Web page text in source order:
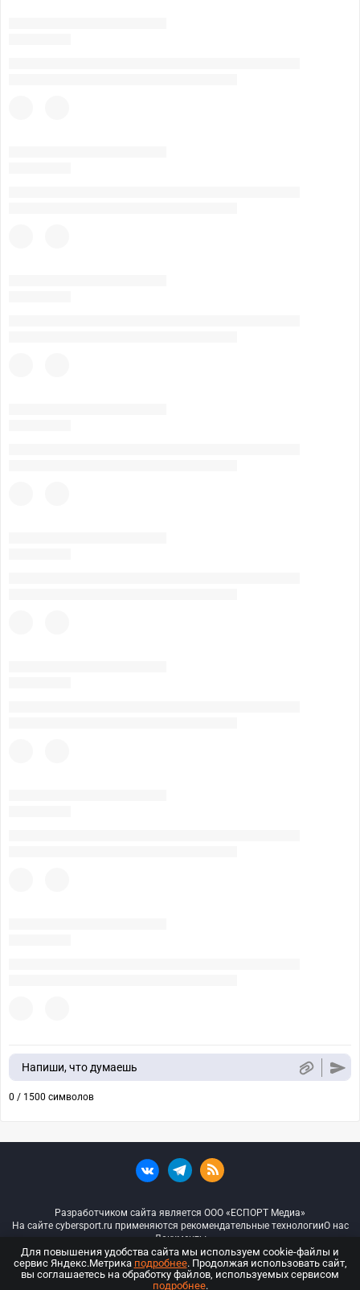
Напиши, что думаешь
0 / 1500 символов
Разработчиком сайта является ООО «ЕСПОРТ Медиа»
На сайте cybersport.ru применяются рекомендательные технологииО нас
Документы
© ООО «Киберспорт.ру» — Все права защищены
Для повышения удобства сайта мы используем cookie-файлы и
сервис Яндекс.Метрика подробнее. Продолжая использовать сайт,
вы соглашаетесь на обработку файлов, используемых сервисом
подробнее.